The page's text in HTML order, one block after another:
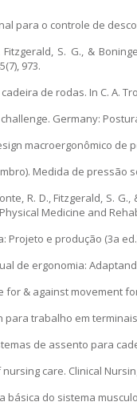
para o controle de
Fitzgerald, S. G., &
973.
cadeira de rodas. In C.
Germany:
macroergonômico de
Medida de
R. D., Fitzgerald,
Medicine and
Projeto e produção (3a
de ergonomia:
for & against movement
para trabalho em
de assento para
care. Clinical
básica do sistema